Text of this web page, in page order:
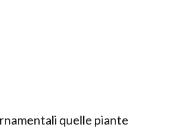
quelle piante